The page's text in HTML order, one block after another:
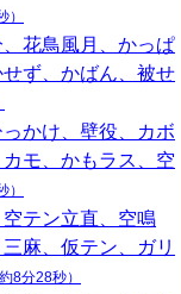
）
花鳥風月、かっぱ
ず、かばん、被せ
かけ、壁役、カボ
モ、かもラス、空
）
テン立直、空鳴
麻、仮テン、ガリ
約8分28秒）